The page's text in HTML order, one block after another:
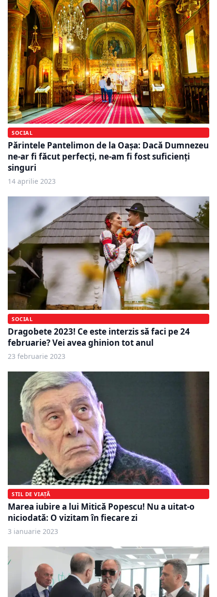
SOCIAL
Părintele Pantelimon de la Oașa: Dacă Dumnezeu
ne-ar fi făcut perfecți, ne-am fi fost suficienți
singuri
14 aprilie 2023
SOCIAL
Dragobete 2023! Ce este interzis să faci pe 24
februarie? Vei avea ghinion tot anul
23 februarie 2023
STIL DE VIAȚĂ
Marea iubire a lui Mitică Popescu! Nu a uitat-o
niciodată: O vizitam în fiecare zi
3 ianuarie 2023